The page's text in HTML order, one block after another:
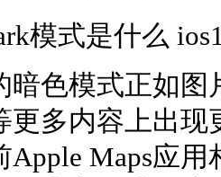
模式正如图
更多内容上出
Apple Maps应